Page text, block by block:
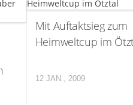
Mit Auftaktsieg zum
Heimweltcup im
12 JAN., 2009